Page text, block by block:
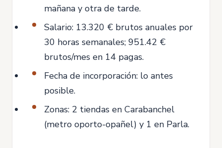
mañana y otra de tarde.
Salario: 13.320 € brutos anuales por
30 horas semanales; 951.42 €
brutos/mes en 14 pagas.
Fecha de incorporación: lo antes
posible.
Zonas: 2 tiendas en Carabanchel
(metro oporto-opañel) y 1 en Parla.